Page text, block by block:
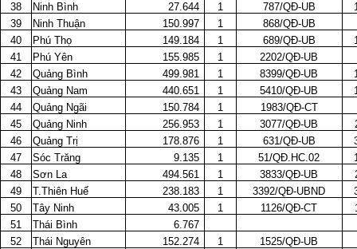
38
Ninh Bình 27.644 1 787/QĐ-UB
39
Ninh Thuận 150.997 1
868/QĐ-UB
40
Phú Thọ 149.184 1 689/QĐ-UB
41
Phú Yên 155.985 1
2202/QĐ-UB
42
Quảng Bình 499.981 1 8399/QĐ-UB
43
Quảng Nam 440.651 1 5410/QĐ-UB
44
Quảng Ngãi 150.784 1
1983/QĐ-CT
45
Quảng Ninh 256.953 1 3077/QĐ-UB
46
Quảng Trị 178.876 1 631/QĐ-UB
47
Sóc Trăng 9.135 1 51/QĐ.HC.02
48
Sơn La 494.561 1 3833/QĐ-UB
49
T.Thiên Huế 238.183 1 3392/QĐ-UBND
50
Tây Ninh 43.005 1 1126/QĐ-CT
51
Thái Bình
6.767
52
Thái Nguyên 152.274 1
1525/QĐ-UB